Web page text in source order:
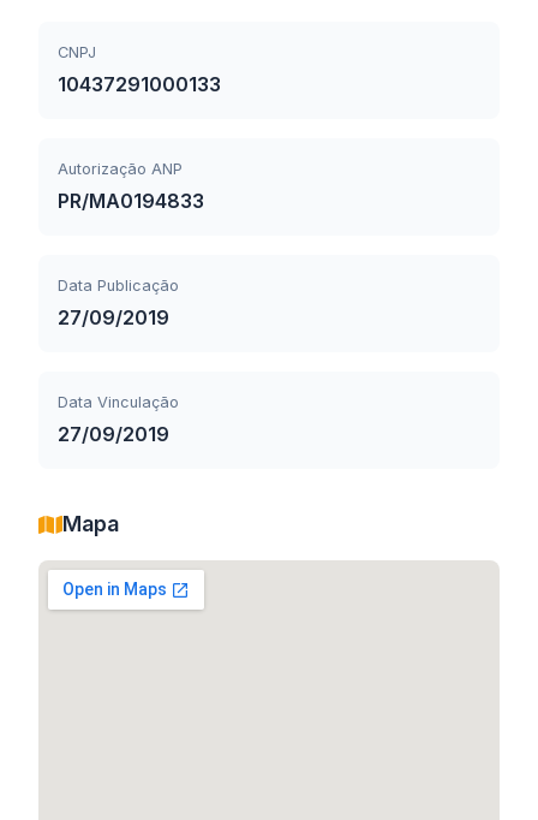
CNPJ
10437291000133
Autorização ANP
PR/MA0194833
Data Publicação
27/09/2019
Data Vinculação
27/09/2019
Mapa